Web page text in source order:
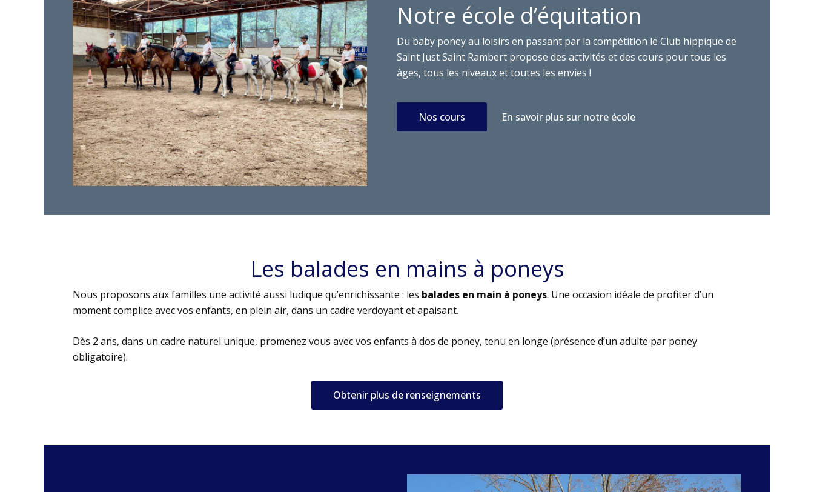
Notre école d’équitation
Du baby poney au loisirs en passant par la compétition le Club hippique de
Saint Just Saint Rambert propose des activités et des cours pour tous les
âges, tous les niveaux et toutes les envies !
Nos cours En savoir plus sur notre école
Les balades en mains à poneys
Nous proposons aux familles une activité aussi ludique qu’enrichissante : les balades en main à poneys. Une occasion idéale de profiter d’un
moment complice avec vos enfants, en plein air, dans un cadre verdoyant et apaisant.
Dès 2 ans, dans un cadre naturel unique, promenez vous avec vos enfants à dos de poney, tenu en longe (présence d’un adulte par poney
obligatoire).
Obtenir plus de renseignements